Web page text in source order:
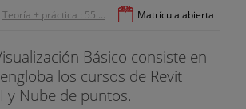
Teoría + práctica : 55 ... Matrícula abierta
Básico consiste en
los cursos de Revit
y Nube de puntos.